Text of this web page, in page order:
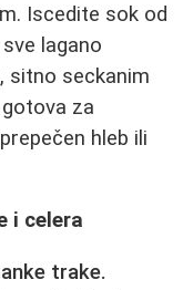
Iscedite sok od
lagano
sitno seckanim
za
hleb ili
i celera
trake.